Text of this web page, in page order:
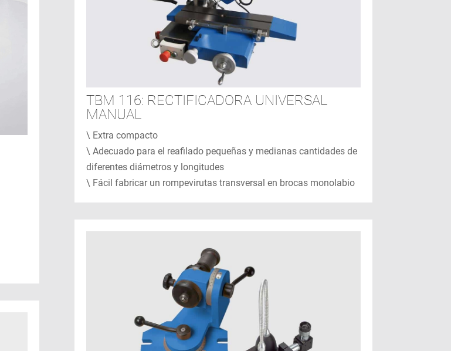
TBM 116: RECTIFICADORA UNIVERSAL
MANUAL
\ Extra compacto
\ Adecuado para el reafilado pequeñas y medianas cantidades de
diferentes diámetros y longitudes
\ Fácil fabricar un rompevirutas transversal en brocas monolabio